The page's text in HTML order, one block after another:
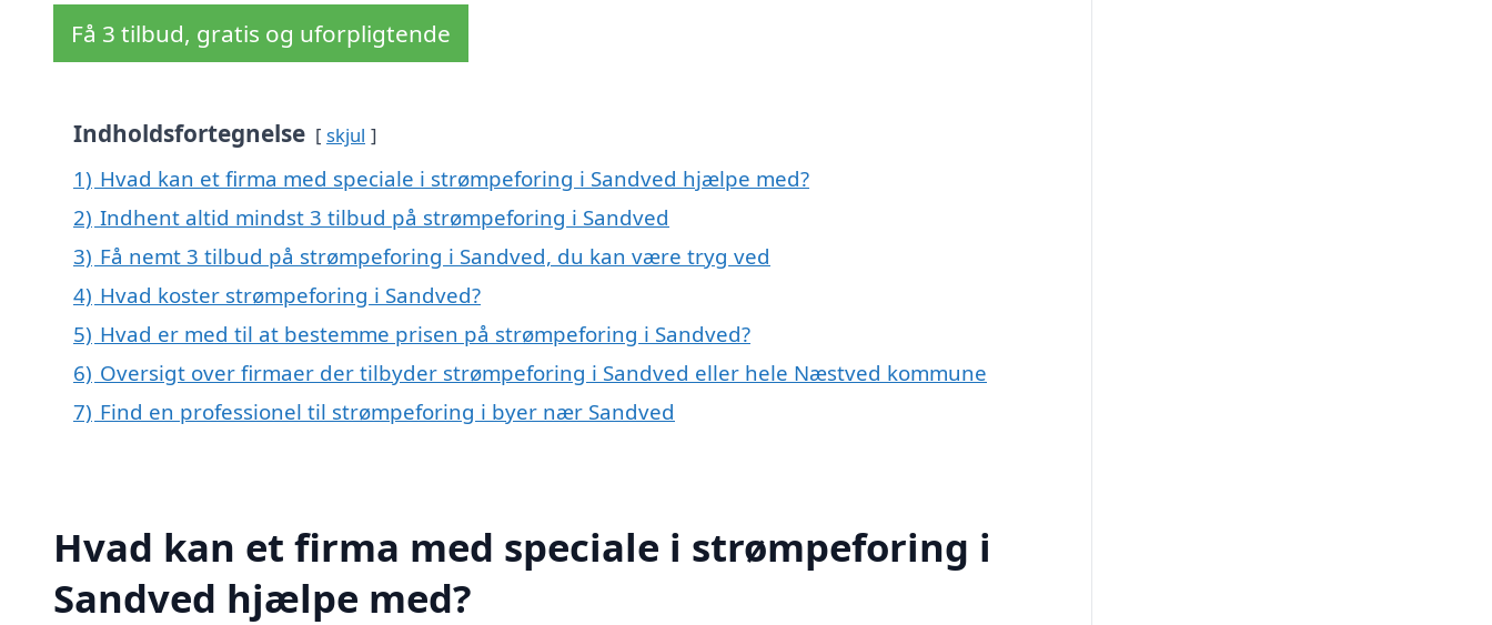
Få 3 tilbud, gratis og uforpligtende
Indholdsfortegnelse skjul
1) Hvad kan et firma med speciale i strømpeforing i Sandved hjælpe med?
2) Indhent altid mindst 3 tilbud på strømpeforing i Sandved
3) Få nemt 3 tilbud på strømpeforing i Sandved, du kan være tryg ved
4) Hvad koster strømpeforing i Sandved?
5) Hvad er med til at bestemme prisen på strømpeforing i Sandved?
6) Oversigt over firmaer der tilbyder strømpeforing i Sandved eller hele Næstved kommune
7) Find en professionel til strømpeforing i byer nær Sandved
Hvad kan et firma med speciale i strømpeforing i
Sandved hjælpe med?